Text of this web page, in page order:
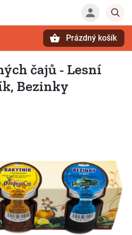
Prázdný košík
čajů - Lesní
Bezinky